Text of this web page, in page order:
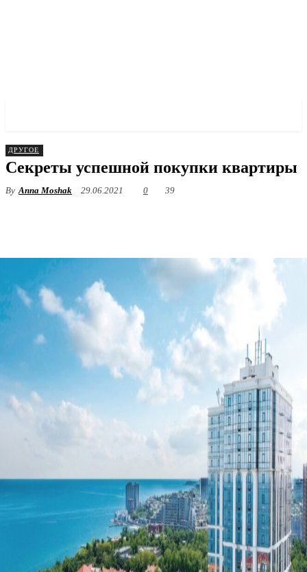
ДРУГОЕ
Секреты успешной покупки квартиры
By Anna Moshak 29.06.2021 0 39